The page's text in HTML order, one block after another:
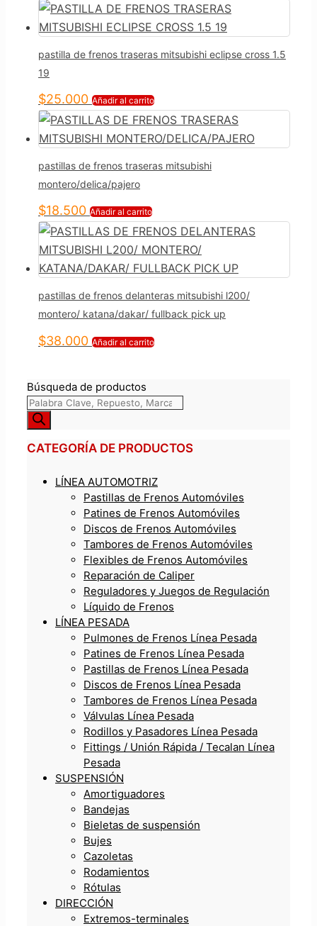
pastilla de frenos traseras mitsubishi eclipse cross 1.5
19
$25.000 Añadir al carrito
pastillas de frenos traseras mitsubishi
montero/delica/pajero
$18.500 Añadir al carrito
pastillas de frenos delanteras mitsubishi l200/
montero/ katana/dakar/ fullback pick up
$38.000 Añadir al carrito
Búsqueda de productos
CATEGORÍA DE PRODUCTOS
LÍNEA AUTOMOTRIZ
Pastillas de Frenos Automóviles
Patines de Frenos Automóviles
Discos de Frenos Automóviles
Tambores de Frenos Automóviles
Flexibles de Frenos Automóviles
Reparación de Caliper
Reguladores y Juegos de Regulación
Líquido de Frenos
LÍNEA PESADA
Pulmones de Frenos Línea Pesada
Patines de Frenos Línea Pesada
Pastillas de Frenos Línea Pesada
Discos de Frenos Línea Pesada
Tambores de Frenos Línea Pesada
Válvulas Línea Pesada
Rodillos y Pasadores Línea Pesada
Fittings / Unión Rápida / Tecalan Línea
Pesada
SUSPENSIÓN
Amortiguadores
Bandejas
Bieletas de suspensión
Bujes
Cazoletas
Rodamientos
Rótulas
DIRECCIÓN
Extremos-terminales